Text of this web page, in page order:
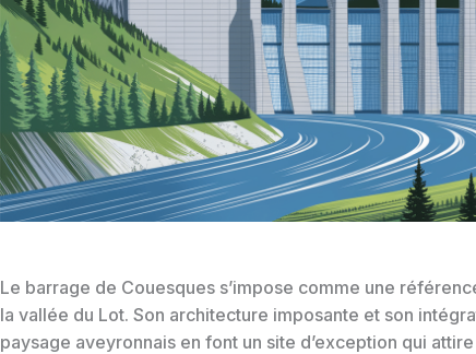
Le barrage de Couesques s’impose comme une
la vallée du Lot. Son architecture imposante et son
paysage aveyronnais en font un site d’exception qui